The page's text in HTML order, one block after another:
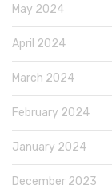
May 2024
April 2024
March 2024
February 2024
January 2024
December 2023